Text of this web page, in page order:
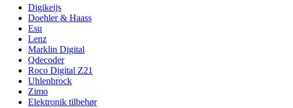
Digikeijs
Doehler & Haass
Esu
Lenz
Marklin Digital
Qdecoder
Roco Digital Z21
Uhlenbrock
Zimo
Elektronik tilbehør